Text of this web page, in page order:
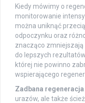
Kiedy mówimy o
monitorowanie
można uniknąć
odpoczynku oraz
znacząco
do lepszych
której nie powinno
wspierającego
Zadbana regeneracja
urazów, ale także